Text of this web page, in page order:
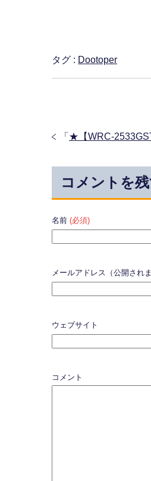
タグ : Dootoper
「 ★【WRC-
コメントを
名前 (必須)
メールアドレス（公開され
ウェブサイト
コメント